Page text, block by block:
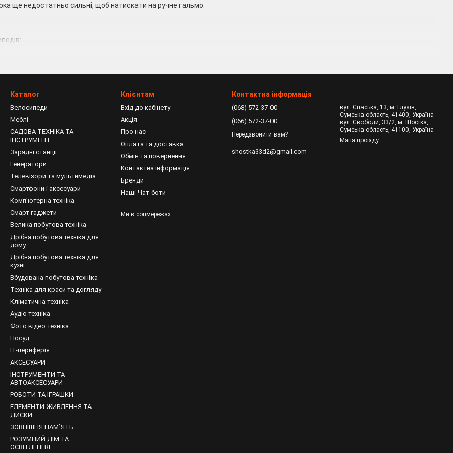
ще недостатньо сильні, щоб натискати на ручне гальмо.
для більшої стійкості. Є ножні гальма.
моделі з колесами трохи більшого діаметра. Гальмо може бути ножним або ручним (також можлива наявність
5-9 років майже нічим, крім менших колес, не відрізняються від дорослих. Передбачені амортизовані вилки, ножне і ручне
9-12 років ще більш нагадують дорослі. Є спеціальні моделі, призначені для дівчаток. Їх відмінність - в заниженій рамі.
на вік і зростання малюка. Велосипед вважається придатним, якщо дитина може дотягнутися ногою до нижньої педалі.
вибирати моделі зі сталевою рамою, оскільки вони більш стійкі; для дітей старшого віку краще підійде алюмінієва, так як вона
будуть зразки, оснащені спеціальними ручками, щоб батьки могли коригувати напрямок руху.
для малюка форму сідла: це зробить освоєння нового виду спорту не тільки захоплюючим, але і комфортним.
підійдуть моделі з цікавими дизайнерськими рішеннями: дзеркалами заднього виду, вбудованими іграшками - вони розпалять
освоєння й осмислення світу.
відомим брендам: вони дорожать своєю репутацією і відповідально підходять до випуску продукту. Крім того, на їхню продукцію
представлені на нашому сайті.
Каталог
Велосипеди
Меблі
САДОВА ТЕХНІКА ТА
ІНСТРУМЕНТ
Зарядні станції
Генератори
Телевізори та мультимедіа
Смартфони і аксесуари
Компʼютерна техніка
Смарт гаджети
Велика побутова техніка
Дрібна побутова техніка для
дому
Дрібна побутова техніка для
кухні
Вбудована побутова техніка
Техніка для краси та догляду
Кліматична техніка
Аудіо техніка
Фото відео техніка
Посуд
IT-периферія
АКСЕСУАРИ
ІНСТРУМЕНТИ ТА
АВТОАКСЕСУАРИ
РОБОТИ ТА ІГРАШКИ
ЕЛЕМЕНТИ ЖИВЛЕННЯ ТА
ДИСКИ
ЗОВНІШНЯ ПАМ`ЯТЬ
РОЗУМНИЙ ДІМ ТА
ОСВІТЛЕННЯ
Клієнтам
Вхід до кабінету
Акція
Про нас
Оплата та доставка
Обмін та повернення
Контактна інформація
Бренди
Наші Чат-боти
Ми в соцмережах
Контактна інформація
(068) 572-37-00
(066) 572-37-00
Передзвонити вам?
shostka33d2@gmail.com
вул. Спаська, 13, м. Глухів,
Сумська область, 41400, Україна
вул. Свободи, 33/2, м. Шостка,
Сумська область, 41100, Україна
Мапа проїзду